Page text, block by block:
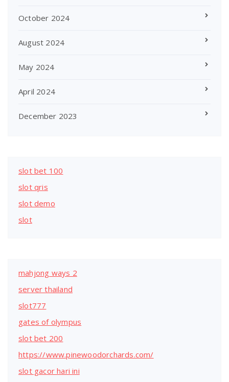
October 2024
August 2024
May 2024
April 2024
December 2023
slot bet 100
slot qris
slot demo
slot
mahjong ways 2
server thailand
slot777
gates of olympus
slot bet 200
https://www.pinewoodorchards.com/
slot gacor hari ini